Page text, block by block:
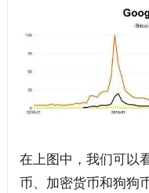
在上图中，我们可以
币、加密货币和狗狗